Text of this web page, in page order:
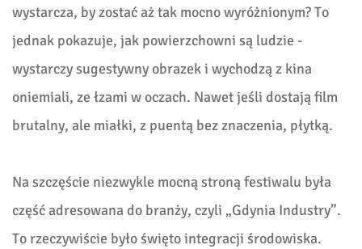
wystarcza, by zostać aż tak mocno wyróżnionym? To
jednak pokazuje, jak powierzchowni są ludzie -
wystarczy sugestywny obrazek i wychodzą z kina
oniemiali, ze łzami w oczach. Nawet jeśli dostają film
brutalny, ale miałki, z puentą bez znaczenia, płytką.
Na szczęście niezwykle mocną stroną festiwalu była
część adresowana do branży, czyli „Gdynia Industry”.
To rzeczywiście było święto integracji środowiska.